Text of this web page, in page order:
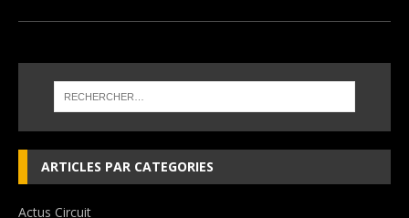
ARTICLES PAR CATEGORIES
Actus Circuit